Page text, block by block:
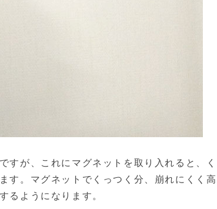
すが、これにマグネットを取り入れると、く
す。マグネットでくっつく分、崩れにくく高
るようになります。